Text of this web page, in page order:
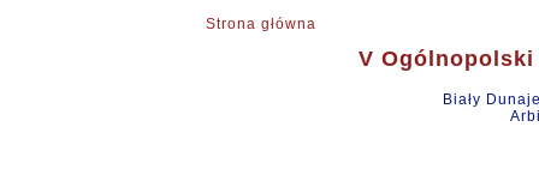
Strona główna
V
Biały